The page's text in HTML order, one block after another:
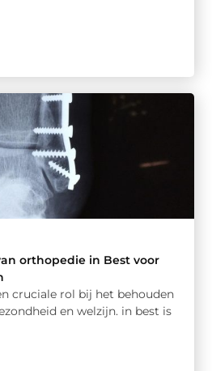
orthopedie in Best voor
cruciale rol bij het behouden
en welzijn. in best is